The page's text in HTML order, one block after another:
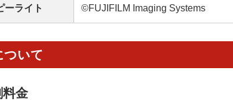
ーライト ©FUJIFILM Imaging Systems
ついて
料金